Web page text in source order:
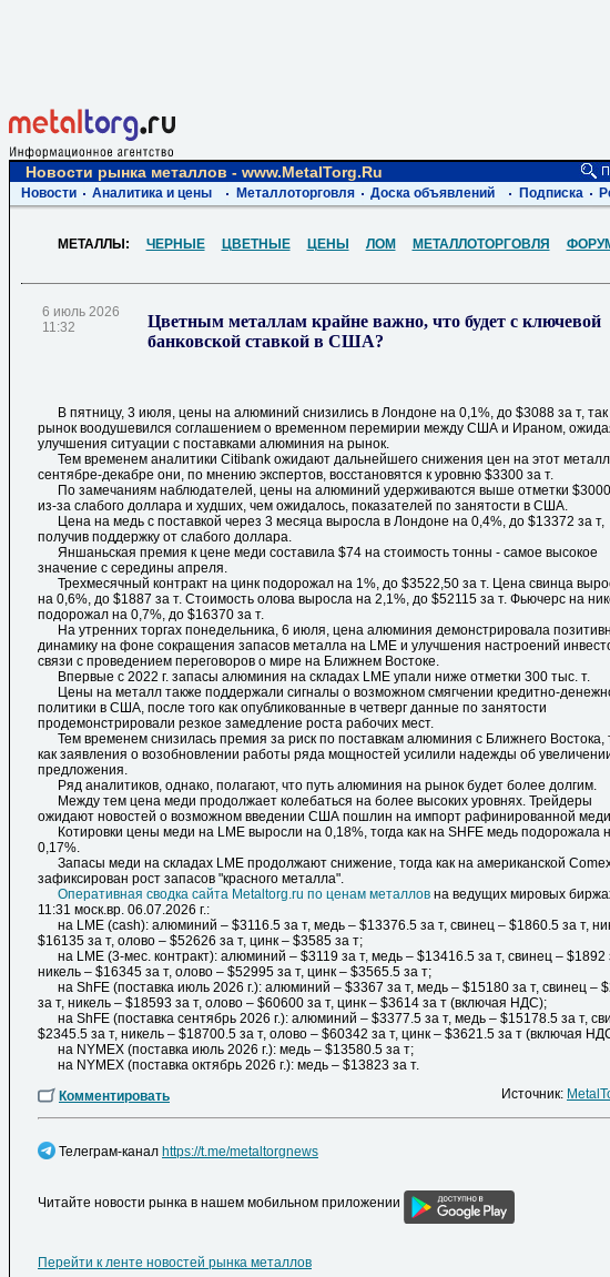
Новости рынка металлов - www.MetalTorg.Ru
Новости Аналитика и цены Металлоторговля Доска объявлений Подписка
МЕТАЛЛЫ: ЧЕРНЫЕ ЦВЕТНЫЕ ЦЕНЫ ЛОМ МЕТАЛЛОТОРГОВЛЯ
6 июль 2026
11:32
Цветным металлам крайне важно, что будет с ключевой
банковской ставкой в США?
В пятницу, 3 июля, цены на алюминий снизились в Лондоне на 0,1%, до $3088 за т, так
рынок воодушевился соглашением о временном перемирии между США и Ираном,
улучшения ситуации с поставками алюминия на рынок.
Тем временем аналитики Citibank ожидают дальнейшего снижения цен на этот
сентябре-декабре они, по мнению экспертов, восстановятся к уровню $3300 за т.
По замечаниям наблюдателей, цены на алюминий удерживаются выше отметки $3000
из-за слабого доллара и худших, чем ожидалось, показателей по занятости в США.
Цена на медь с поставкой через 3 месяца выросла в Лондоне на 0,4%, до $13372 за т,
получив поддержку от слабого доллара.
Яншаньская премия к цене меди составила $74 на стоимость тонны - самое высокое
значение с середины апреля.
Трехмесячный контракт на цинк подорожал на 1%, до $3522,50 за т. Цена свинца
на 0,6%, до $1887 за т. Стоимость олова выросла на 2,1%, до $52115 за т. Фьючерс на
подорожал на 0,7%, до $16370 за т.
На утренних торгах понедельника, 6 июля, цена алюминия демонстрировала
динамику на фоне сокращения запасов металла на LME и улучшения настроений
связи с проведением переговоров о мире на Ближнем Востоке.
Впервые с 2022 г. запасы алюминия на складах LME упали ниже отметки 300 тыс. т.
Цены на металл также поддержали сигналы о возможном смягчении кредитно-
политики в США, после того как опубликованные в четверг данные по занятости
продемонстрировали резкое замедление роста рабочих мест.
Тем временем снизилась премия за риск по поставкам алюминия с Ближнего Востока,
как заявления о возобновлении работы ряда мощностей усилили надежды об
предложения.
Ряд аналитиков, однако, полагают, что путь алюминия на рынок будет более долгим.
Между тем цена меди продолжает колебаться на более высоких уровнях. Трейдеры
ожидают новостей о возможном введении США пошлин на импорт рафинированной
Котировки цены меди на LME выросли на 0,18%, тогда как на SHFE медь подорожала
0,17%.
Запасы меди на складах LME продолжают снижение, тогда как на американской
зафиксирован рост запасов "красного металла".
Оперативная сводка сайта Metaltorg.ru по ценам металлов на ведущих мировых
11:31 моск.вр. 06.07.2026 г.:
на LME (cash): алюминий – $3116.5 за т, медь – $13376.5 за т, свинец – $1860.5 за т,
$16135 за т, олово – $52626 за т, цинк – $3585 за т;
на LME (3-мес. контракт): алюминий – $3119 за т, медь – $13416.5 за т, свинец – $1892
никель – $16345 за т, олово – $52995 за т, цинк – $3565.5 за т;
на ShFE (поставка июль 2026 г.): алюминий – $3367 за т, медь – $15180 за т, свинец –
за т, никель – $18593 за т, олово – $60600 за т, цинк – $3614 за т (включая НДС);
на ShFE (поставка сентябрь 2026 г.): алюминий – $3377.5 за т, медь – $15178.5 за т,
$2345.5 за т, никель – $18700.5 за т, олово – $60342 за т, цинк – $3621.5 за т (включая
на NYMEX (поставка июль 2026 г.): медь – $13580.5 за т;
на NYMEX (поставка октябрь 2026 г.): медь – $13823 за т.
Комментировать
Источник:
Телеграм-канал https://t.me/metaltorgnews
Читайте новости рынка в нашем мобильном приложении
Перейти к ленте новостей рынка металлов